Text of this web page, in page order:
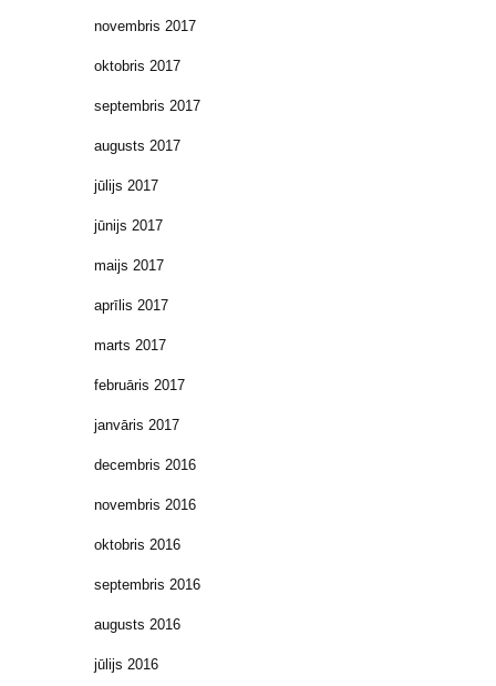
novembris 2017
oktobris 2017
septembris 2017
augusts 2017
jūlijs 2017
jūnijs 2017
maijs 2017
aprīlis 2017
marts 2017
februāris 2017
janvāris 2017
decembris 2016
novembris 2016
oktobris 2016
septembris 2016
augusts 2016
jūlijs 2016